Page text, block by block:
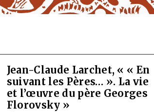
Jean-Claude Larchet, « « En
suivant les Pères… ». La vie
et l’œuvre du père Georges
Florovsky »